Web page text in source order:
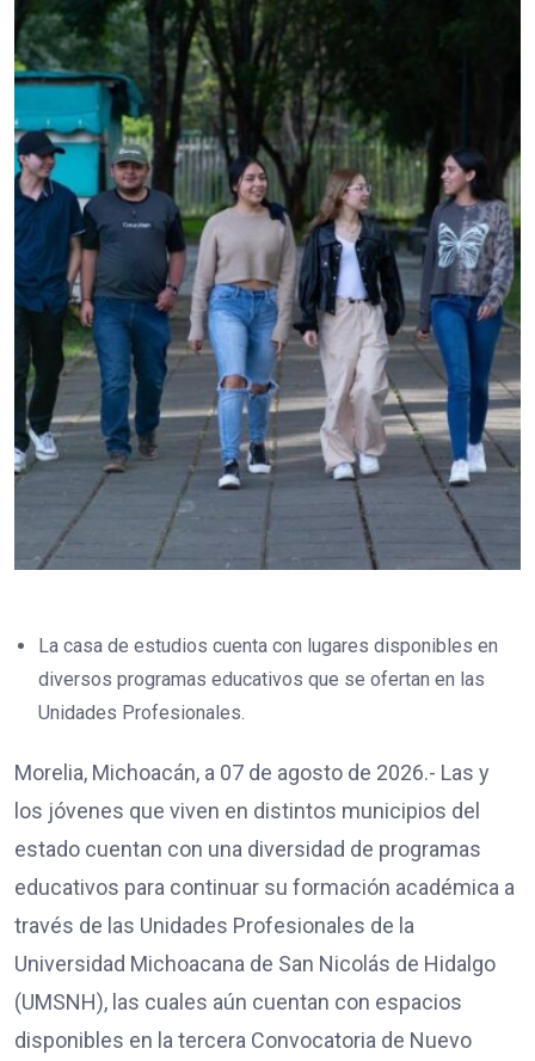
La casa de estudios cuenta con lugares disponibles en
diversos programas educativos que se ofertan en las
Unidades Profesionales.
Morelia, Michoacán, a 07 de agosto de 2026.- Las y
los jóvenes que viven en distintos municipios del
estado cuentan con una diversidad de programas
educativos para continuar su formación académica a
través de las Unidades Profesionales de la
Universidad Michoacana de San Nicolás de Hidalgo
(UMSNH), las cuales aún cuentan con espacios
disponibles en la tercera Convocatoria de Nuevo